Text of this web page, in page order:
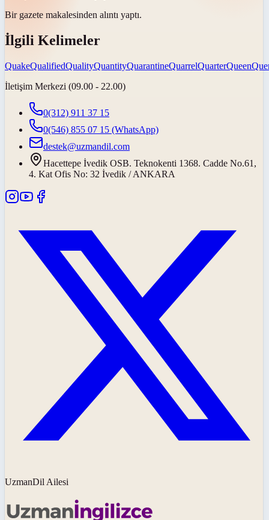
Bir gazete makalesinden alıntı yaptı.
İlgili Kelimeler
QuakeQualifiedQualityQuantityQuarantineQuarrelQuarterQueen
İletişim Merkezi (09.00 - 22.00)
0(312) 911 37 15
0(546) 855 07 15 (WhatsApp)
destek@uzmandil.com
Hacettepe İvedik OSB. Teknokenti 1368. Cadde No.61,
4. Kat Ofis No: 32 İvedik / ANKARA
UzmanDil Ailesi